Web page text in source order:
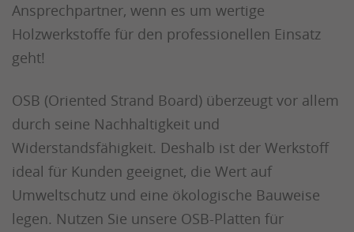
Ansprechpartner, wenn es um wertige
Holzwerkstoffe für den professionellen Einsatz
geht!
OSB (Oriented Strand Board) überzeugt vor allem
durch seine Nachhaltigkeit und
Widerstandsfähigkeit. Deshalb ist der Werkstoff
ideal für Kunden geeignet, die Wert auf
Umweltschutz und eine ökologische Bauweise
legen. Nutzen Sie unsere OSB-Platten für